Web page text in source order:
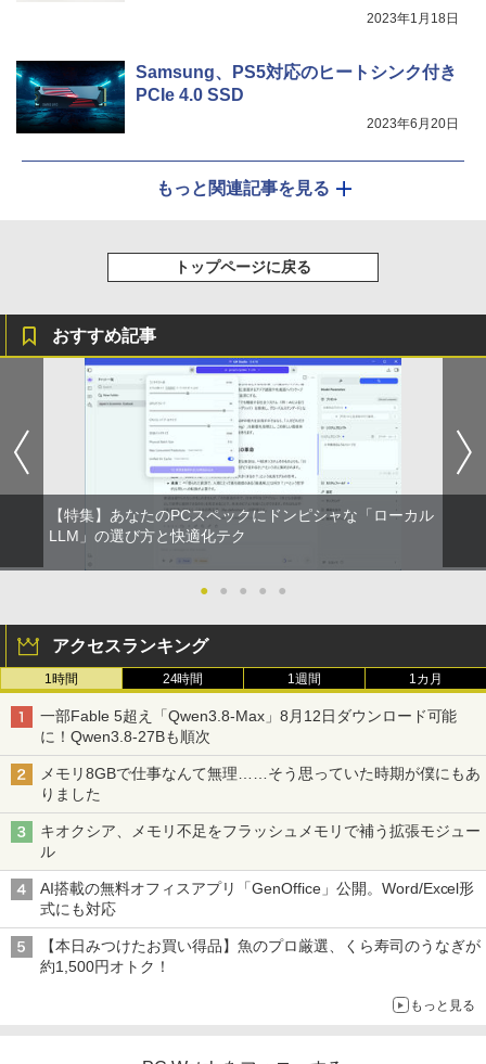
2023年1月18日
Samsung、PS5対応のヒートシンク付き
PCIe 4.0 SSD
2023年6月20日
もっと関連記事を見る
トップページに戻る
おすすめ記事
【特集】あなたのPCスペックにドンピシャな「ローカル
LLM」の選び方と快適化テク
● ● ● ● ●
アクセスランキング
1時間 24時間 1週間 1カ月
一部Fable 5超え「Qwen3.8-Max」8月12日ダウンロード可能
に！Qwen3.8-27Bも順次
メモリ8GBで仕事なんて無理……そう思っていた時期が僕にもあ
りました
キオクシア、メモリ不足をフラッシュメモリで補う拡張モジュー
ル
AI搭載の無料オフィスアプリ「GenOffice」公開。Word/Excel形
式にも対応
【本日みつけたお買い得品】魚のプロ厳選、くら寿司のうなぎが
約1,500円オトク！
もっと見る